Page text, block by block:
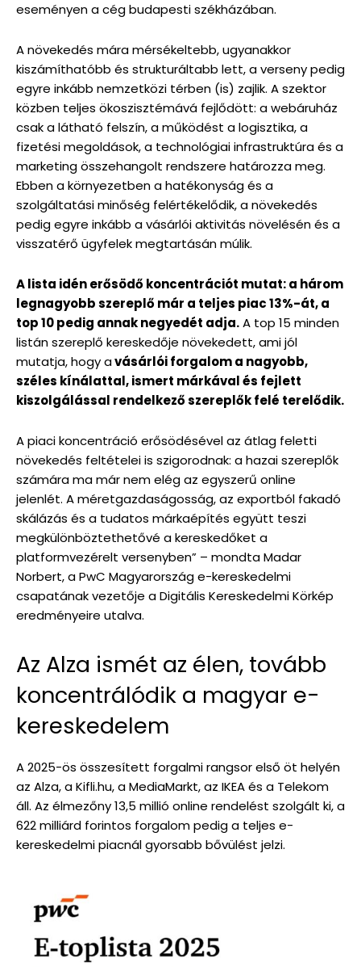
eseményen a cég budapesti székházában.
A növekedés mára mérsékeltebb, ugyanakkor
kiszámíthatóbb és strukturáltabb lett, a verseny pedig
egyre inkább nemzetközi térben (is) zajlik. A szektor
közben teljes ökoszisztémává fejlődött: a webáruház
csak a látható felszín, a működést a logisztika, a
fizetési megoldások, a technológiai infrastruktúra és a
marketing összehangolt rendszere határozza meg.
Ebben a környezetben a hatékonyság és a
szolgáltatási minőség felértékelődik, a növekedés
pedig egyre inkább a vásárlói aktivitás növelésén és a
visszatérő ügyfelek megtartásán múlik.
A lista idén erősödő koncentrációt mutat: a három
legnagyobb szereplő már a teljes piac 13%-át, a
top 10 pedig annak negyedét adja.A top 15 minden
listán szereplő kereskedője növekedett, ami jól
mutatja, hogy avásárlói forgalom a nagyobb,
széles kínálattal, ismert márkával és fejlett
kiszolgálással rendelkező szereplők felé terelődik.
A piaci koncentráció erősödésével az átlag feletti
növekedés feltételei is szigorodnak: a hazai szereplők
számára ma már nem elég az egyszerű online
jelenlét. A méretgazdaságosság, az exportból fakadó
skálázás és a tudatos márkaépítés együtt teszi
megkülönböztethetővé a kereskedőket a
platformvezérelt versenyben” – mondta Madar
Norbert, a PwC Magyarország e-kereskedelmi
csapatának vezetője a Digitális Kereskedelmi Körkép
eredményeire utalva.
Az Alza ismét az élen, tovább
koncentrálódik a magyar e-
kereskedelem
A 2025-ös összesített forgalmi rangsor első öt helyén
az Alza, a Kifli.hu, a MediaMarkt, az IKEA és a Telekom
áll. Az élmezőny 13,5 millió online rendelést szolgált ki, a
622 milliárd forintos forgalom pedig a teljes e-
kereskedelmi piacnál gyorsabb bővülést jelzi.